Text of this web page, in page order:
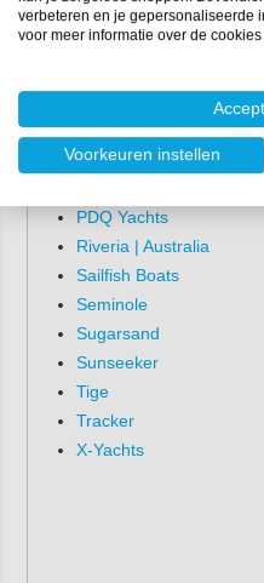
Larson
Leisure
Ocean Catamaran
Ocean Yachts
Orca Yachts
PDQ Yachts
Riveria | Australia
Sailfish Boats
Seminole
Sugarsand
Sunseeker
Tige
Tracker
X-Yachts
verbeteren en je gepersonaliseerde
voor meer informatie over de
Voorkeuren instellen